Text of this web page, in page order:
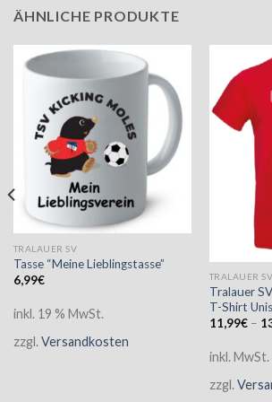
ÄHNLICHE PRODUKTE
TRALAUER SV
Tasse “Meine Lieblingstasse”
6,99€
inkl. 19 % MwSt.
zzgl.Versandkosten
TRALAUER SV
Tralauer
T-Shirt
11,99€–
inkl. MwSt.
zzgl.